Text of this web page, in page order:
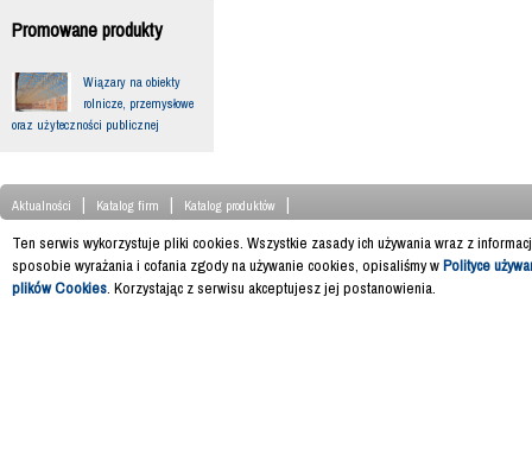
Promowane produkty
Wiązary na obiekty
rolnicze, przemysłowe
oraz użyteczności publicznej
Aktualności | Katalog firm | Katalog produktów
|
Ten serwis wykorzystuje pliki cookies. Wszystkie zasady ich używania wraz z
sposobie wyrażania i cofania zgody na używanie cookies, opisaliśmy wPolityce
plików Cookies. Korzystając z serwisu akceptujesz jej postanowienia.